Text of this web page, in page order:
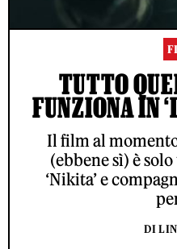
TUTTO
FUNZIONA IN
Il film al
(ebbene sì) è
‘Nikita’ e
DI